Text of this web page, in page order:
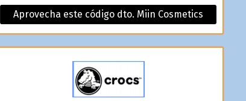
Aprovecha este código dto. Miin Cosmetics